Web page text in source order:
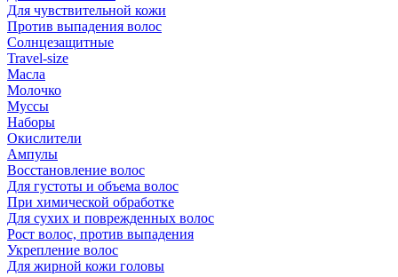
Для чувствительной кожи
Против выпадения волос
Солнцезащитные
Travel-size
Масла
Молочко
Муссы
Наборы
Окислители
Ампулы
Восстановление волос
Для густоты и объема волос
При химической обработке
Для сухих и поврежденных волос
Рост волос, против выпадения
Укрепление волос
Для жирной кожи головы